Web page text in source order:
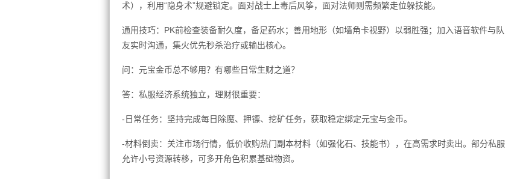
术），利用“隐身术”规避锁定。面对战士上毒后风筝，面对法师则需频繁走位躲技能。
通用技巧：PK前检查装备耐久度，备足药水；善用地形（如墙角卡视野）以弱胜强；加入语音软件与队
友实时沟通，集火优先秒杀治疗或输出核心。
问：元宝金币总不够用？有哪些日常生财之道？
答：私服经济系统独立，理财很重要：
-日常任务：坚持完成每日除魔、押镖、挖矿任务，获取稳定绑定元宝与金币。
-材料倒卖：关注市场行情，低价收购热门副本材料（如强化石、技能书），在高需求时卖出。部分私服
允许小号资源转移，可多开角色积累基础物资。